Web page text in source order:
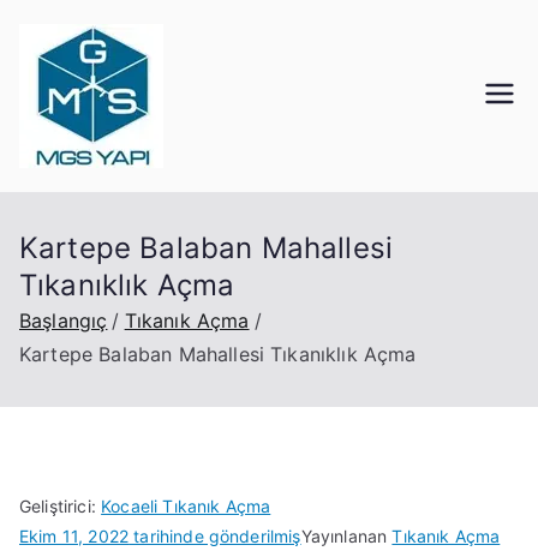
Kartepe Balaban Mahallesi
Tıkanıklık Açma
Başlangıç
Tıkanık Açma
Kartepe Balaban Mahallesi Tıkanıklık Açma
Geliştirici: Kocaeli Tıkanık Açma
Ekim 11, 2022 tarihinde gönderilmişYayınlananTıkanık Açma